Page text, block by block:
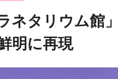
ネタリウム館
明に再現